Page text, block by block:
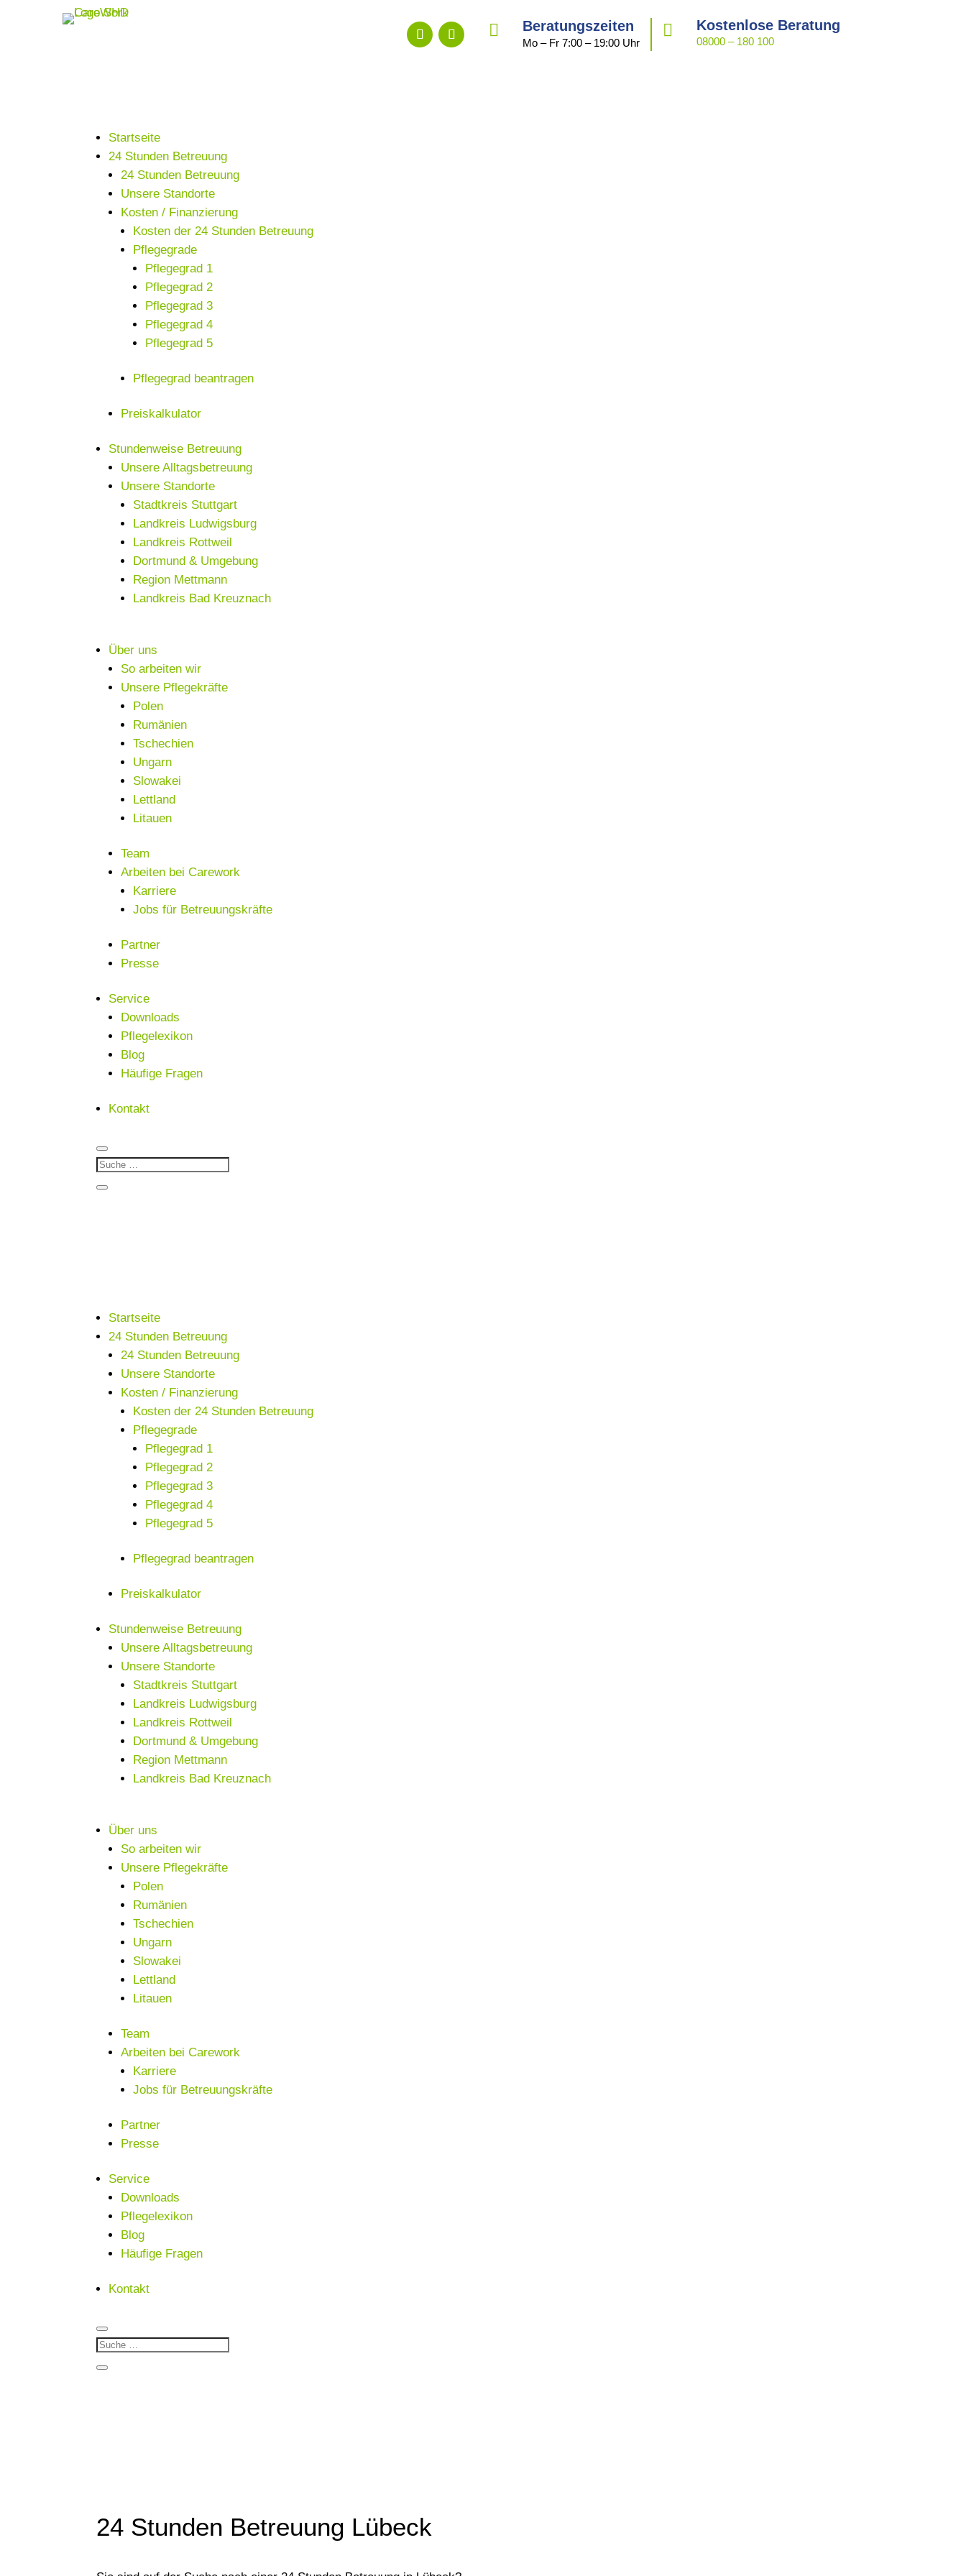
 Beratungszeiten
Mo – Fr 7:00 – 19:00 Uhr
 Kostenlose Beratung
08000 – 180 100
Startseite
24 Stunden Betreuung
24 Stunden Betreuung
Unsere Standorte
Kosten / Finanzierung
Kosten der 24 Stunden Betreuung
Pflegegrade
Pflegegrad 1
Pflegegrad 2
Pflegegrad 3
Pflegegrad 4
Pflegegrad 5
Pflegegrad beantragen
Preiskalkulator
Stundenweise Betreuung
Unsere Alltagsbetreuung
Unsere Standorte
Stadtkreis Stuttgart
Landkreis Ludwigsburg
Landkreis Rottweil
Dortmund & Umgebung
Region Mettmann
Landkreis Bad Kreuznach
Über uns
So arbeiten wir
Unsere Pflegekräfte
Polen
Rumänien
Tschechien
Ungarn
Slowakei
Lettland
Litauen
Team
Arbeiten bei Carework
Karriere
Jobs für Betreuungskräfte
Partner
Presse
Service
Downloads
Pflegelexikon
Blog
Häufige Fragen
Kontakt
Startseite
24 Stunden Betreuung
24 Stunden Betreuung
Unsere Standorte
Kosten / Finanzierung
Kosten der 24 Stunden Betreuung
Pflegegrade
Pflegegrad 1
Pflegegrad 2
Pflegegrad 3
Pflegegrad 4
Pflegegrad 5
Pflegegrad beantragen
Preiskalkulator
Stundenweise Betreuung
Unsere Alltagsbetreuung
Unsere Standorte
Stadtkreis Stuttgart
Landkreis Ludwigsburg
Landkreis Rottweil
Dortmund & Umgebung
Region Mettmann
Landkreis Bad Kreuznach
Über uns
So arbeiten wir
Unsere Pflegekräfte
Polen
Rumänien
Tschechien
Ungarn
Slowakei
Lettland
Litauen
Team
Arbeiten bei Carework
Karriere
Jobs für Betreuungskräfte
Partner
Presse
Service
Downloads
Pflegelexikon
Blog
Häufige Fragen
Kontakt
24 Stunden Betreuung Lübeck